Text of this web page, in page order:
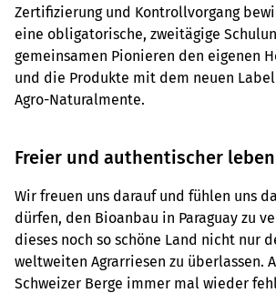
Zertifizierung und Kontrollvorgang
eine obligatorische, zweitägige
gemeinsamen Pionieren den eigenen
und die Produkte mit dem neuen Label
Agro-Naturalmente.
Freier und authentischer
Wir freuen uns darauf und fühlen uns
dürfen, den Bioanbau in Paraguay zu
dieses noch so schöne Land nicht nur
weltweiten Agrarriesen zu überlassen.
Schweizer Berge immer mal wieder